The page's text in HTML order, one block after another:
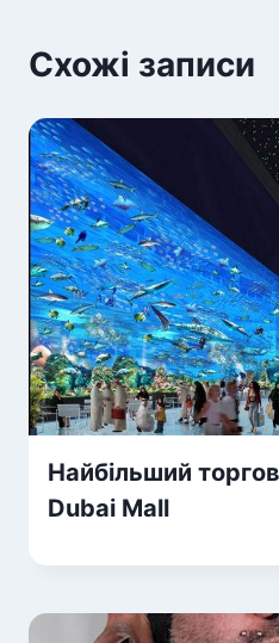
Схожі записи
Найбільший
Dubai Mall